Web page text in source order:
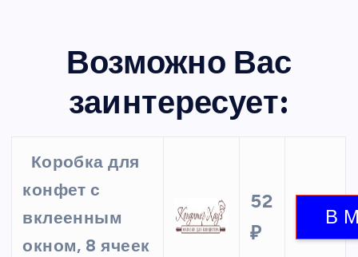
Возможно Вас
заинтересует:
Коробка для
конфет с
вклеенным
окном, 8 ячеек
52
₽